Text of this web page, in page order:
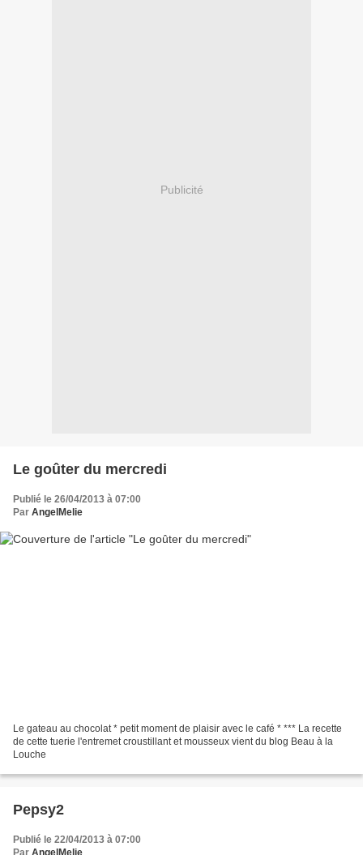
Publicité
Le goûter du mercredi
Publié le 26/04/2013 à 07:00
Par AngelMelie
Le gateau au chocolat * petit moment de plaisir avec le café * *** La recette
de cette tuerie l'entremet croustillant et mousseux vient du blog Beau à la
Louche
Pepsy2
Publié le 22/04/2013 à 07:00
Par AngelMelie